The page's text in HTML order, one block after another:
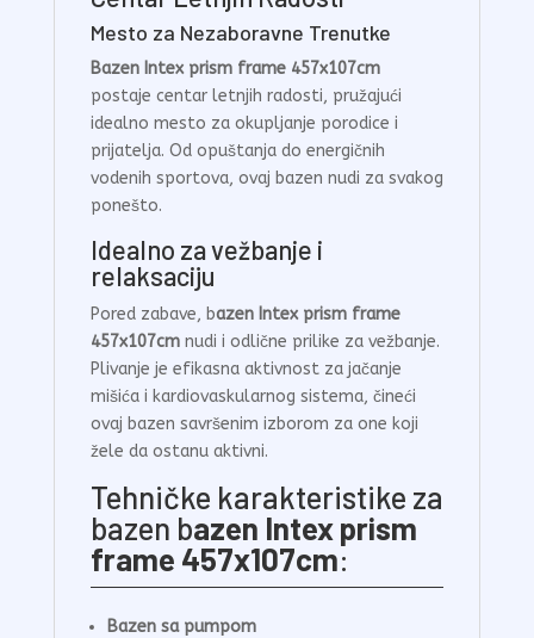
Mesto za Nezaboravne Trenutke
Bazen Intex prism frame 457x107cm
postaje centar letnjih radosti, pružajući
idealno mesto za okupljanje porodice i
prijatelja. Od opuštanja do energičnih
vodenih sportova, ovaj bazen nudi za svakog
ponešto.
Idealno za vežbanje i
relaksaciju
Pored zabave, bazen Intex prism frame
457x107cmnudi i odlične prilike za vežbanje.
Plivanje je efikasna aktivnost za jačanje
mišića i kardiovaskularnog sistema, čineći
ovaj bazen savršenim izborom za one koji
žele da ostanu aktivni.
Tehničke karakteristike za
bazen bazen Intex prism
frame 457x107cm:
Bazen sa pumpom